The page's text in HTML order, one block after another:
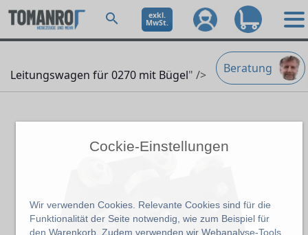
Cockie-Einstellungen
Wir verwenden Cookies. Relevante Cookies sind für die
Funktionalität der Seite notwendig, wie zum Beispiel für
den Warenkorb. Zudem verwenden wir Webanalyse-Tools
exkl.
MwSt.
Beratung
Leitungswagen für 0270 mit Bügel" />